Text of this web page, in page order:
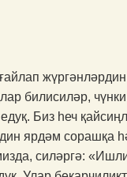
билисиләр,
Биз һеч
ярдәм сорашқа
силәргә: